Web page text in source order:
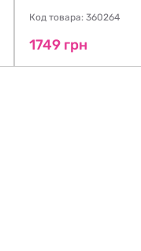
Код товара: 360264
1749 грн